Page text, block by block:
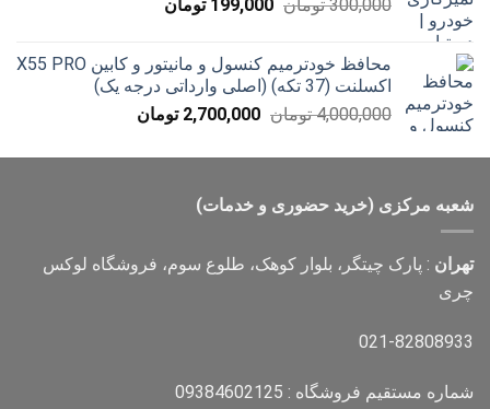
300,000 تومان
بود.
199,000 تومان
است.
محافظ خودترمیم کنسول و مانیتور و کابین X55 PRO
اکسلنت (37 تکه) (اصلی وارداتی درجه یک)
4,000,000 تومان قیمت
4,000,000 تومان
2,700,000 تومانقیمت
2,700,000 تومان
شعبه مرکزی (خرید حضوری و خدمات)
تهران : پارک چیتگر، بلوار کوهک، طلوع سوم، فروشگاه لوکس
چری
021-82808933
شماره مستقیم فروشگاه : 09384602125